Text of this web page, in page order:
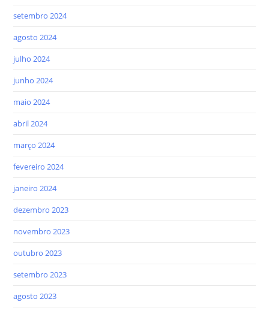
setembro 2024
agosto 2024
julho 2024
junho 2024
maio 2024
abril 2024
março 2024
fevereiro 2024
janeiro 2024
dezembro 2023
novembro 2023
outubro 2023
setembro 2023
agosto 2023